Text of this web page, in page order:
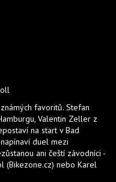
favoritů. Stefan
Valentin Zeller z
na start v Bad
duel mezi
ani čeští závodníci -
(Bikezone.cz) nebo Karel